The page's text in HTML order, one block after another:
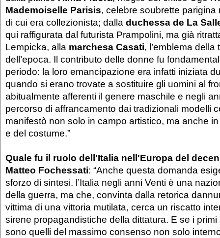
Mademoiselle Parisis, celebre soubrette parigina
di cui era collezionista; dalla duchessa de La
qui raffigurata dal futurista Prampolini, ma già
Lempicka, alla marchesa Casati, l’emblema
dell’epoca. Il contributo delle donne fu
periodo: la loro emancipazione era infatti iniziata
quando si erano trovate a sostituire gli uomini al
abitualmente afferenti il genere maschile e negli
percorso di affrancamento dai tradizionali modelli
manifestò non solo in campo artistico, ma anche
e del costume.”
Quale fu il ruolo dell'Italia nell'Europa del
Matteo Fochessati: “Anche questa domanda
sforzo di sintesi. l’Italia negli anni Venti è una
della guerra, ma che, convinta dalla retorica
vittima di una vittoria mutilata, cerca un riscatto
sirene propagandistiche della dittatura. E se i
sono quelli del massimo consenso non solo